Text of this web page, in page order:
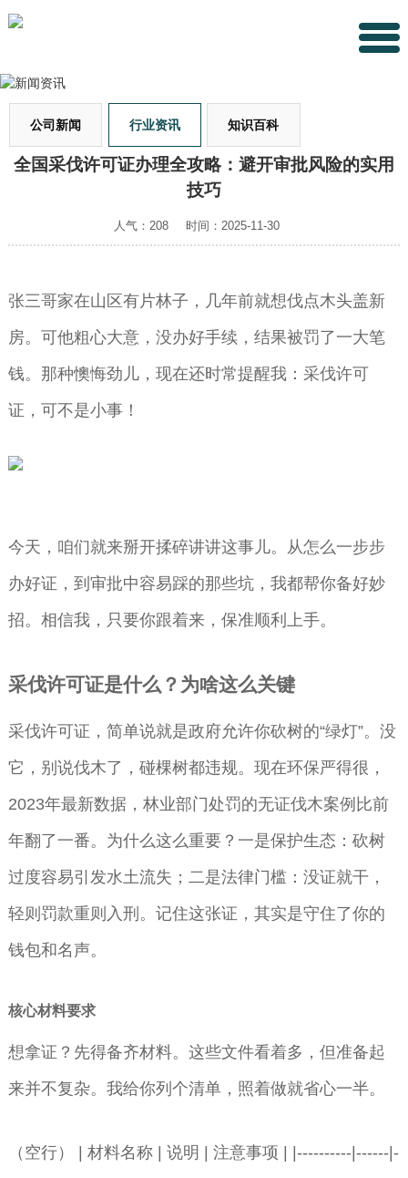
公司新闻 行业资讯 知识百科
全国采伐许可证办理全攻略：避开审批风险的实用
技巧
人气：208 时间：2025-11-30
张三哥家在山区有片林子，几年前就想伐点木头盖新
房。可他粗心大意，没办好手续，结果被罚了一大笔
钱。那种懊悔劲儿，现在还时常提醒我：采伐许可
证，可不是小事！
今天，咱们就来掰开揉碎讲讲这事儿。从怎么一步步
办好证，到审批中容易踩的那些坑，我都帮你备好妙
招。相信我，只要你跟着来，保准顺利上手。
采伐许可证是什么？为啥这么关键
采伐许可证，简单说就是政府允许你砍树的“绿灯”。没
它，别说伐木了，碰棵树都违规。现在环保严得很，
2023年最新数据，林业部门处罚的无证伐木案例比前
年翻了一番。为什么这么重要？一是保护生态：砍树
过度容易引发水土流失；二是法律门槛：没证就干，
轻则罚款重则入刑。记住这张证，其实是守住了你的
钱包和名声。
核心材料要求
想拿证？先得备齐材料。这些文件看着多，但准备起
来并不复杂。我给你列个清单，照着做就省心一半。
（空行） | 材料名称 | 说明 | 注意事项 | |----------|------|-